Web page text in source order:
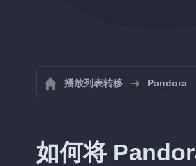
播放列表转移 Pandora
如何将